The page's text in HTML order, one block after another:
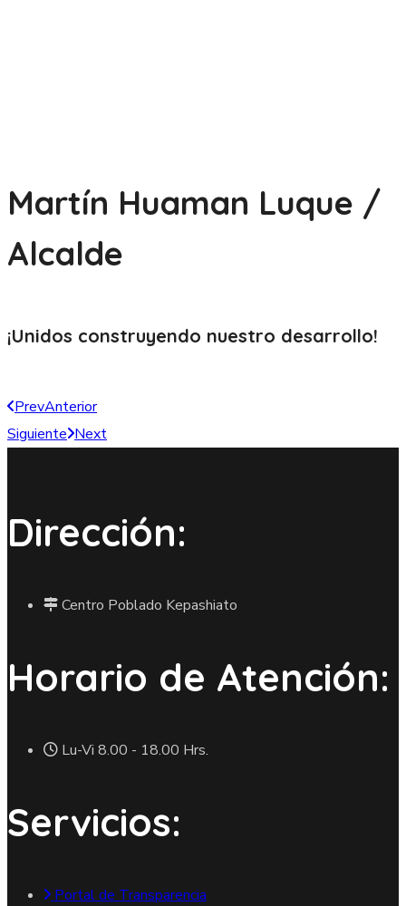
Martín Huaman Luque /
Alcalde
¡Unidos construyendo nuestro desarrollo!
PrevAnterior
Siguiente Next
Dirección:
Centro Poblado Kepashiato
Horario de Atención:
Lu-Vi 8.00 - 18.00 Hrs.
Servicios:
Portal de Transparencia